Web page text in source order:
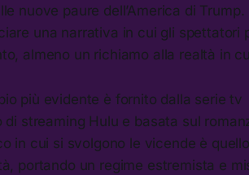
nuove paure dell’America di
una narrativa in cui gli spettatori
almeno un richiamo alla realtà in
più evidente è fornito dalla serie tv
di streaming Hulu e basata sul
in cui si svolgono le vicende è
portando un regime estremista e